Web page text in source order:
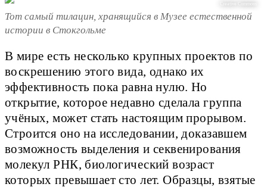
Creative Commons
Тот самый тилацин, хранящийся в Музее естественной
истории в Стокгольме
В мире есть несколько крупных проектов по
воскрешению этого вида, однако их
эффективность пока равна нулю. Но
открытие, которое недавно сделала группа
учёных, может стать настоящим прорывом.
Строится оно на исследовании, доказавшем
возможность выделения и секвенирования
молекул РНК, биологический возраст
которых превышает сто лет. Образцы, взятые